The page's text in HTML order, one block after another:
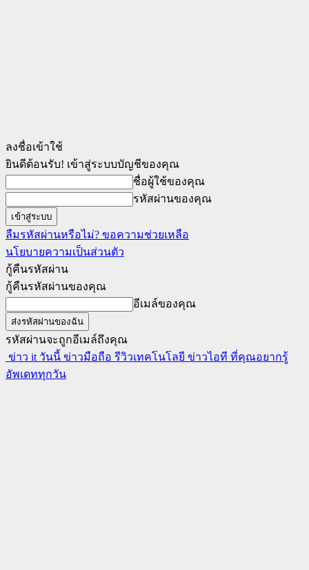
ลงชื่อเข้าใช้
ยินดีต้อนรับ! เข้าสู่ระบบบัญชีของคุณ
ชื่อผู้ใช้ของคุณ
รหัสผ่านของคุณ
ลืมรหัสผ่านหรือไม่? ขอความช่วยเหลือ
นโยบายความเป็นส่วนตัว
กู้คืนรหัสผ่าน
กู้คืนรหัสผ่านของคุณ
อีเมล์ของคุณ
รหัสผ่านจะถูกอีเมล์ถึงคุณ
ข่าว it วันนี้ ข่าวมือถือ รีวิวเทคโนโลยี ข่าวไอที ที่คุณอยากรู้
อัพเดททุกวัน